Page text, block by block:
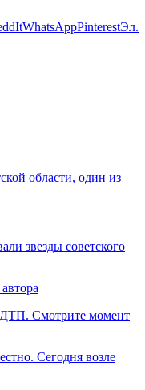
WhatsAppPinterestЭл.
области, один из
звезды советского
Смотрите момент
Сегодня возле